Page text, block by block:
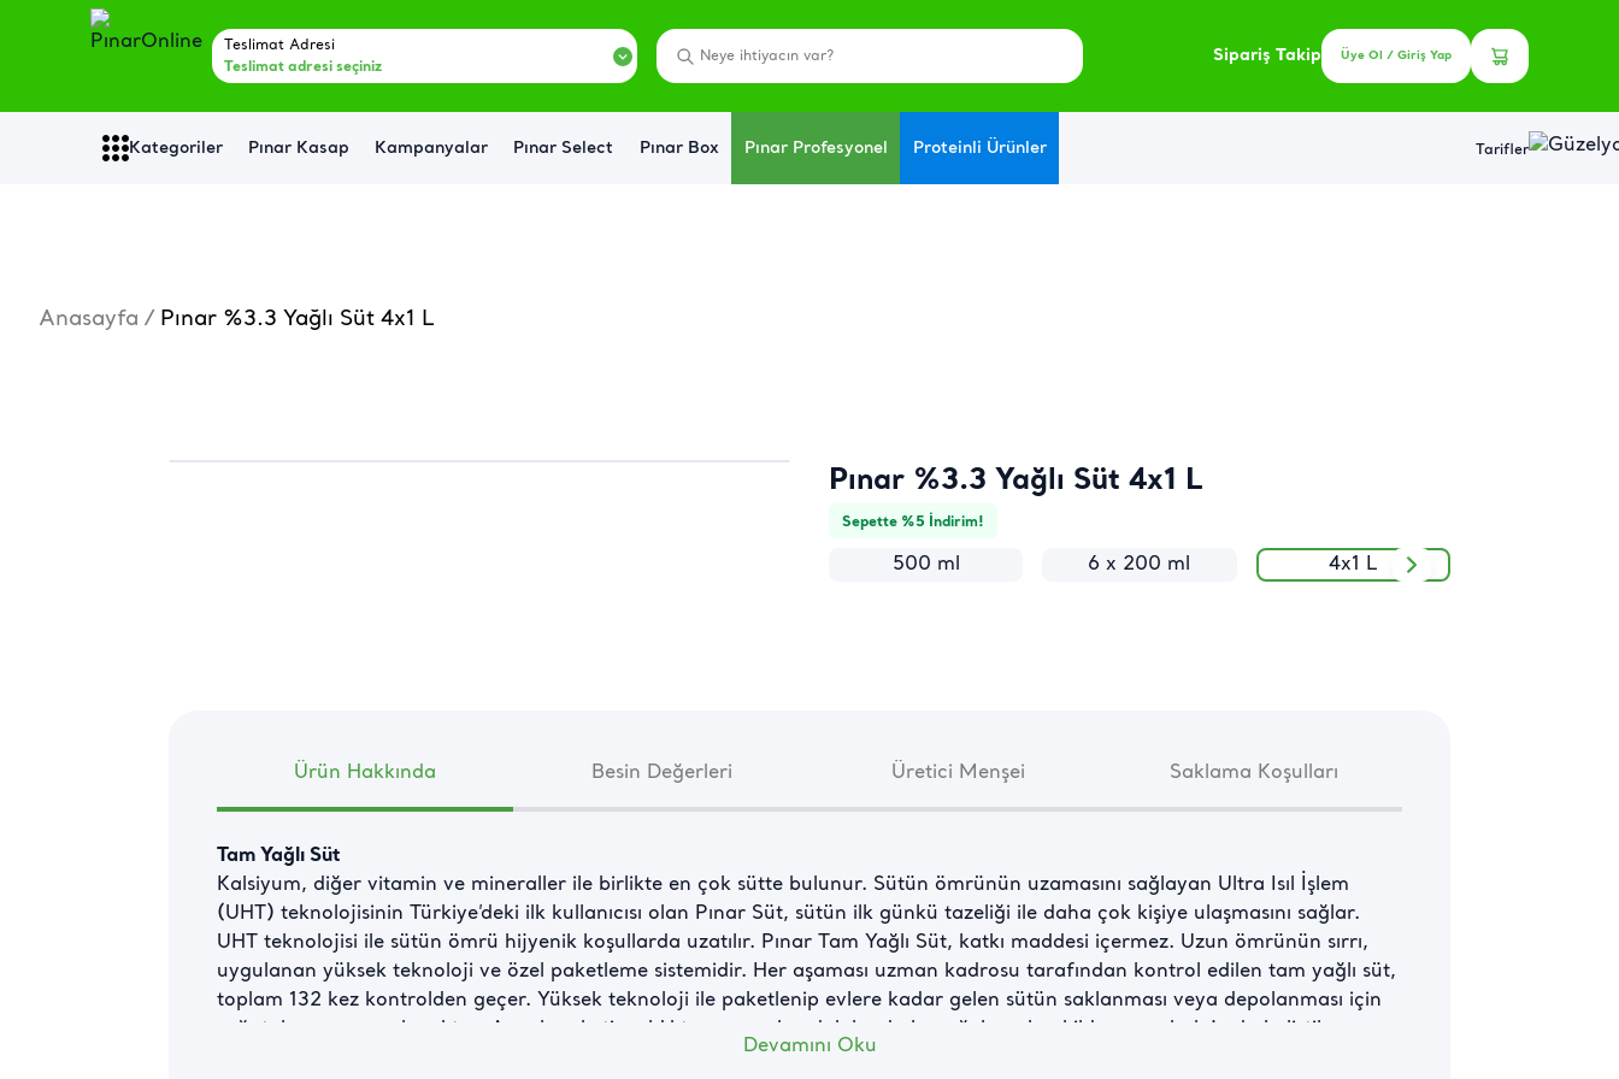
Teslimat Adresi
Teslimat adresi seçiniz
Sipariş Takip Üye Ol / Giriş Yap
Kategoriler Pınar Kasap Kampanyalar Pınar Select Pınar Box Pınar Profesyonel Proteinli Ürünler Tarifler
Anasayfa / Pınar %3.3 Yağlı Süt 4x1 L
Pınar %3.3 Yağlı Süt 4x1 L
Sepette %5 İndirim!
500 ml 6 x 200 ml 4x1 L
Ürün Hakkında Besin Değerleri Üretici Menşei Saklama Koşulları
Tam Yağlı Süt
Kalsiyum, diğer vitamin ve mineraller ile birlikte en çok sütte bulunur. Sütün ömrünün uzamasını sağlayan Ultra Isıl İşlem
(UHT) teknolojisinin Türkiye’deki ilk kullanıcısı olan Pınar Süt, sütün ilk günkü tazeliği ile daha çok kişiye ulaşmasını sağlar.
UHT teknolojisi ile sütün ömrü hijyenik koşullarda uzatılır. Pınar Tam Yağlı Süt, katkı maddesi içermez. Uzun ömrünün sırrı,
uygulanan yüksek teknoloji ve özel paketleme sistemidir. Her aşaması uzman kadrosu tarafından kontrol edilen tam yağlı süt,
toplam 132 kez kontrolden geçer. Yüksek teknoloji ile paketlenip evlere kadar gelen sütün saklanması veya depolanması için
Devamını Oku